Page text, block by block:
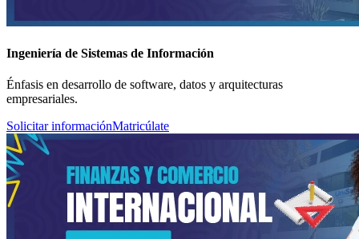
Ingeniería de Sistemas de Información
Énfasis en desarrollo de software, datos y arquitecturas
empresariales.
Solicitar informaciónMatricúlate